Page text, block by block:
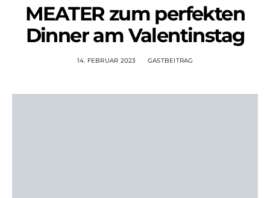
MEATER zum perfekten
Dinner am Valentinstag
14. FEBRUAR 2023 GASTBEITRAG